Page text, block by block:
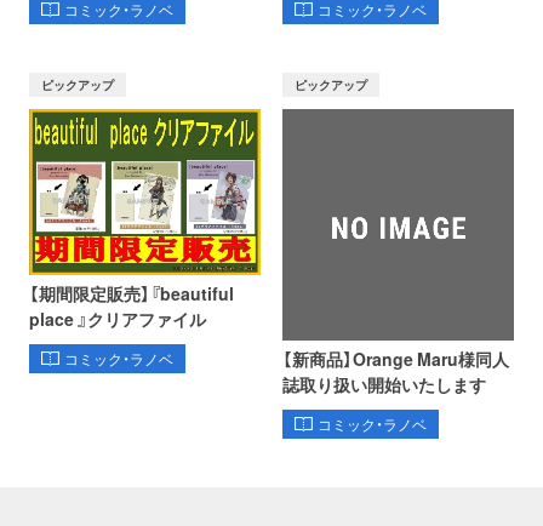
コミック・ラノベ コミック・ラノベ
ピックアップ
【期間限定販売】『beautiful
place 』クリアファイル
コミック・ラノベ
ピックアップ
【新商品】Orange Maru様同人
誌取り扱い開始いたします
コミック・ラノベ